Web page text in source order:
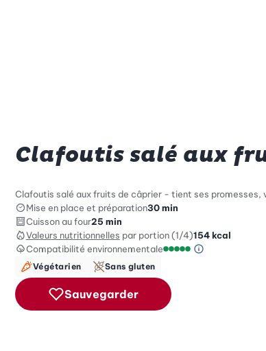
Clafoutis salé aux
Clafoutis salé aux fruits de câprier - tient ses promesses,
Mise en place et préparation30 min
Cuisson au four25 min
Valeurs nutritionnelles par portion (1/4)154 kcal
Compatibilité environnementale
Information
Végétarien Sans gluten
Sauvegarder